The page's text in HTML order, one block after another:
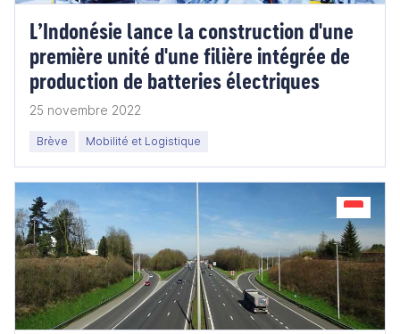
L’Indonésie lance la construction d'une
première unité d'une filière intégrée de
production de batteries électriques
25 novembre 2022
Brève Mobilité et Logistique